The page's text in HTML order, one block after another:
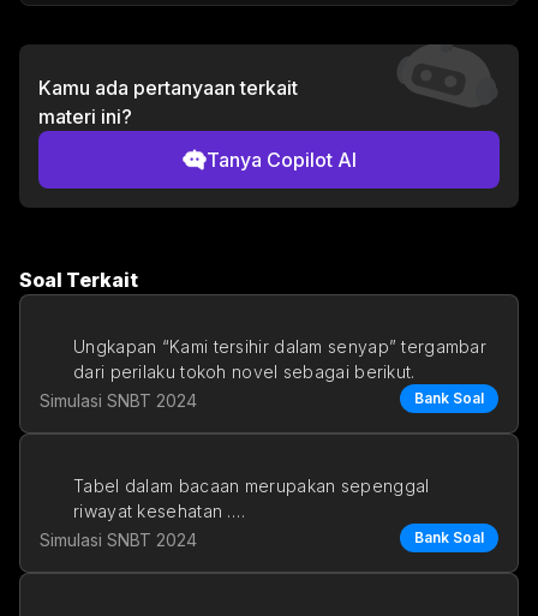
Kamu ada pertanyaan terkait
materi ini?
Tanya Copilot AI
Soal Terkait
Ungkapan “Kami tersihir dalam senyap” tergambar
dari perilaku tokoh novel sebagai berikut.
Simulasi SNBT 2024 Bank Soal
Tabel dalam bacaan merupakan sepenggal
riwayat kesehatan ….
a. seorang pasien wanita yang saat ini me
Simulasi SNBT 2024 Bank Soal